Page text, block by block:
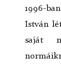
1996-
István
saját